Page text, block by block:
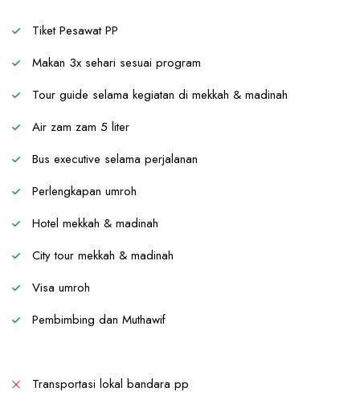
Tiket Pesawat PP
Makan 3x sehari sesuai program
Tour guide selama kegiatan di mekkah & madinah
Air zam zam 5 liter
Bus executive selama perjalanan
Perlengkapan umroh
Hotel mekkah & madinah
City tour mekkah & madinah
Visa umroh
Pembimbing dan Muthawif
Transportasi lokal bandara pp